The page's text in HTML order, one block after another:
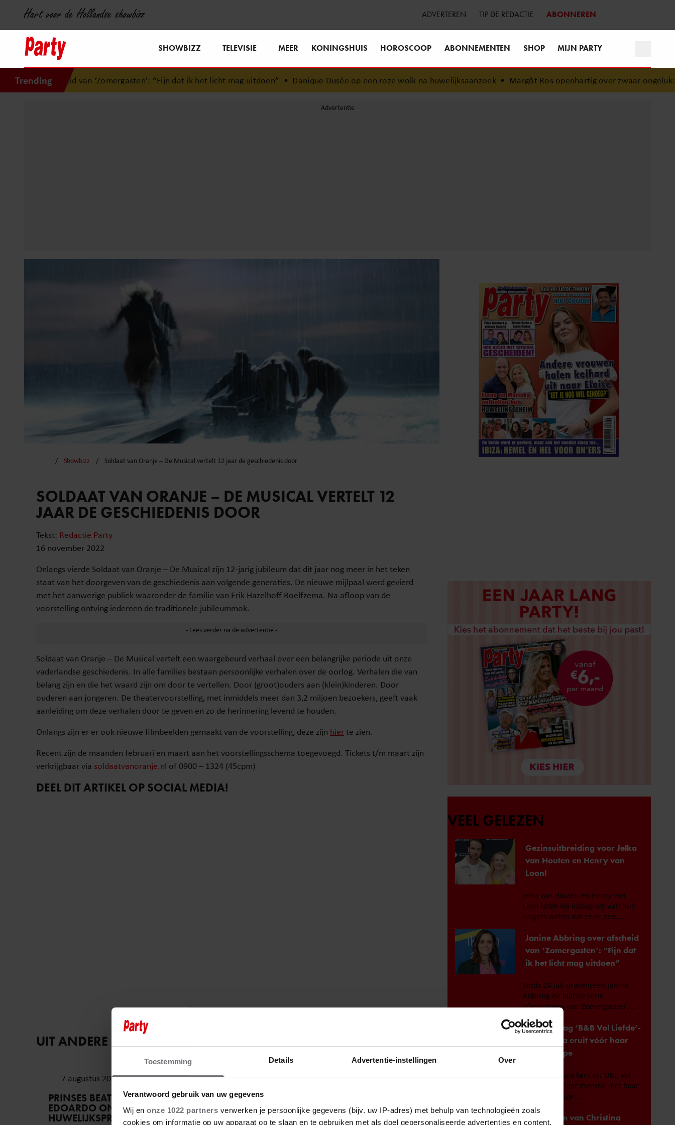
Toestemming Details Advertentie-instellingen Over
Verantwoord gebruik van uw gegevens
Wij en onze 1022 partners verwerken je persoonlijke gegevens (bijv. uw IP-adres) met behulp van technologieën zoals
cookies om informatie op uw apparaat op te slaan en te gebruiken met als doel gepersonaliseerde advertenties en content,
Hart voor de Hollandse showbizz ADVERTEREN TIP DE REDACTIE ABONNEREN
SHOWBIZZ TELEVISIE MEER KONINGSHUIS HOROSCOOP ABONNEMENTEN SHOP MIJN PARTY
Trending
van ‘Zomergasten’: “Fijn dat ik het licht mag uitdoen”•Danique Dusée op een roze wolk na huwelijksaanzoek•Margôt Ros openhartig over zwaar ongeluk: “Sindsdien
Showbizz Soldaat van Oranje – De Musical vertelt 12 jaar de geschiedenis door
SOLDAAT VAN ORANJE – DE MUSICAL VERTELT 12
JAAR DE GESCHIEDENIS DOOR
Tekst: Redactie Party
16 november 2022
Onlangs vierde Soldaat van Oranje – De Musical zijn 12-jarig jubileum dat dit jaar nog meer in het teken
staat van het doorgeven van de geschiedenis aan volgende generaties. De nieuwe mijlpaal werd gevierd
met het aanwezige publiek waaronder de familie van Erik Hazelhoff Roelfzema. Na afloop van de
voorstelling ontving iedereen de traditionele jubileummok.
Soldaat van Oranje – De Musical vertelt een waargebeurd verhaal over een belangrijke periode uit onze
vaderlandse geschiedenis. In alle families bestaan persoonlijke verhalen over de oorlog. Verhalen die van
belang zijn en die het waard zijn om door te vertellen. Door (groot)ouders aan (klein)kinderen. Door
ouderen aan jongeren. De theatervoorstelling, met inmiddels meer dan 3,2 miljoen bezoekers, geeft vaak
aanleiding om deze verhalen door te geven en zo de herinnering levend te houden.
Onlangs zijn er er ook nieuwe filmbeelden gemaakt van de voorstelling, deze zijn hierte zien.
Recent zijn de maanden februari en maart aan het voorstellingsschema toegevoegd. Tickets t/m maart zijn
verkrijgbaar via soldaatvanoranje.nl of 0900 – 1324 (45cpm)
DEEL DIT ARTIKEL OP SOCIAL MEDIA!
UIT ANDERE MEDIA
7 augustus 2026
PRINSES BEATRICE’S ECHTGENOOT
EDOARDO ONTKENT
HUWELIJKSPROBLEMEN